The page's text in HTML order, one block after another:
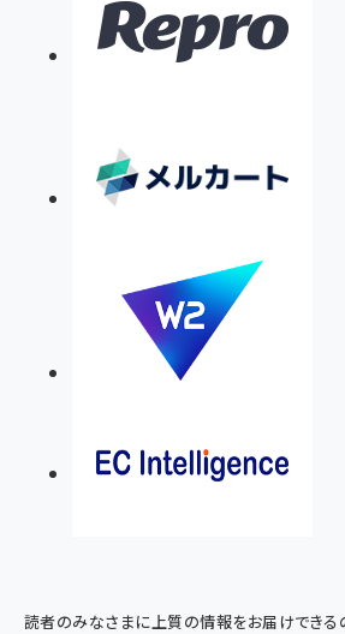
読者のみなさまに上質の情報をお届けできる